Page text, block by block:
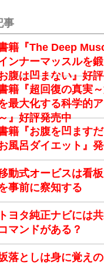
事
籍『The Deep
ンナーマッスルを
腹は凹まない』好
籍『超回復の真実
最大化する科学的
』好評発売中
籍『お腹を凹ます
風呂ダイエット』発
動式オービスは看
事前に察知する
ヨタ純正ナビには
マンドがある？
落としは身に覚え